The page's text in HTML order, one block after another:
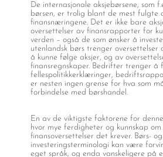
De internasjonale aksjebørsene, som
børsen, er trolig blant de mest fulgte
finansnæringene. Det er ikke bare
oversettelser av finansrapporter for
verden – også de som ønsker å
utenlandsk børs trenger oversettelser
å kunne følge aksjer, og av
finansregnskaper. Bedrifter trenger å
fellespolitikkerklæringer,
er nesten ingen grense for hva som
forbindelse med børshandel.
En av de viktigste faktorene for
hvor mye ferdigheter og kunnskap om
finansoversettelser det krever. Børs- og
investeringsterminologi kan være
eget språk, og enda vanskeligere på